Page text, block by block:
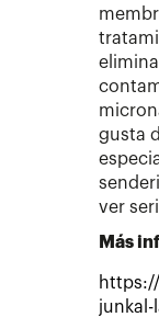
gusta
ver
Más